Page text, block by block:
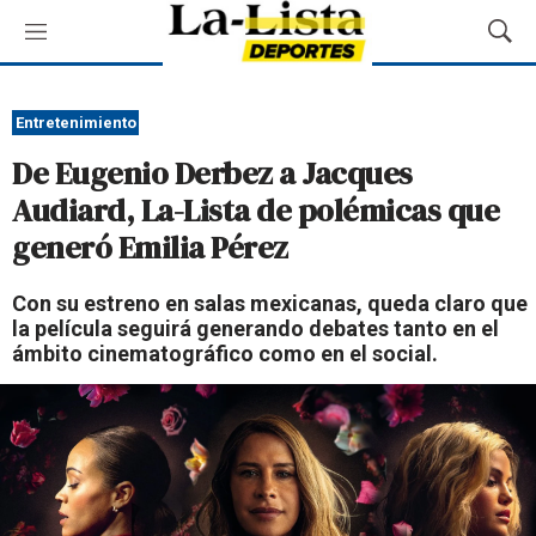
M
e
ú
M
o
B
q
u
Entretenimiento
De Eugenio Derbez a Jacques
Audiard, La-Lista de polémicas que
generó Emilia Pérez
Con su estreno en salas mexicanas, queda claro que
la película seguirá generando debates tanto en el
ámbito cinematográfico como en el social.